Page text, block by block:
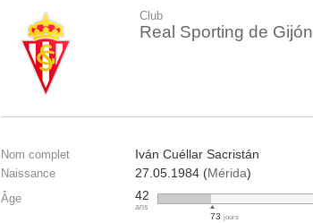
Club
Real Sporting de Gijón
Nom complet Iván Cuéllar Sacristán
Naissance 27.05.1984 (Mérida)
Âge 42
ans
73jours